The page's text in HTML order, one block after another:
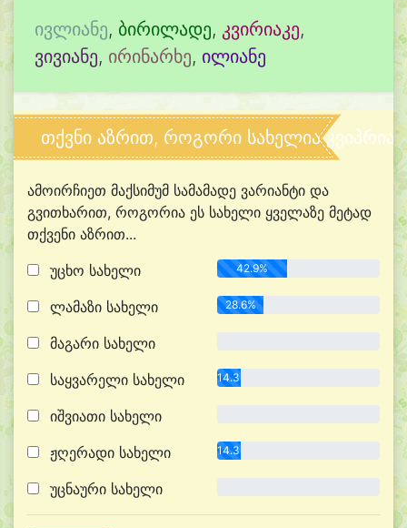
ივლიანე, ბირილადე, კვირიაკე,
ვივიანე, ირინარხე, ილიანე
თქვნი აზრით, როგორი სახელია
ამოირჩიეთ მაქსიმუმ სამამადე ვარიანტი და
გვითხარით, როგორია ეს სახელი ყველაზე მეტად
თქვენი აზრით...
უცხო სახელი
42.9%
ლამაზი სახელი 28.6%
მაგარი სახელი
საყვარელი სახელი 14.3%
იშვიათი სახელი
ჟღერადი სახელი 14.3%
უცნაური სახელი